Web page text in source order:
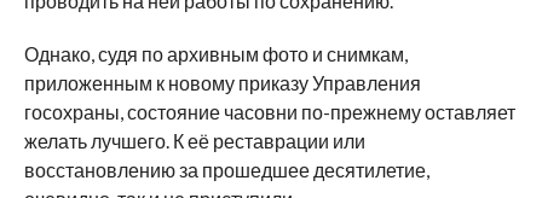
Однако, судя по архивным фото и снимкам,
приложенным к новому приказу Управления
госохраны, состояние часовни по-прежнему оставляет
желать лучшего. К её реставрации или
восстановлению за прошедшее десятилетие,